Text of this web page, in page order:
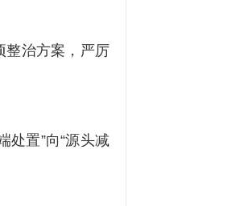
治方案，严厉
置”向“源头减